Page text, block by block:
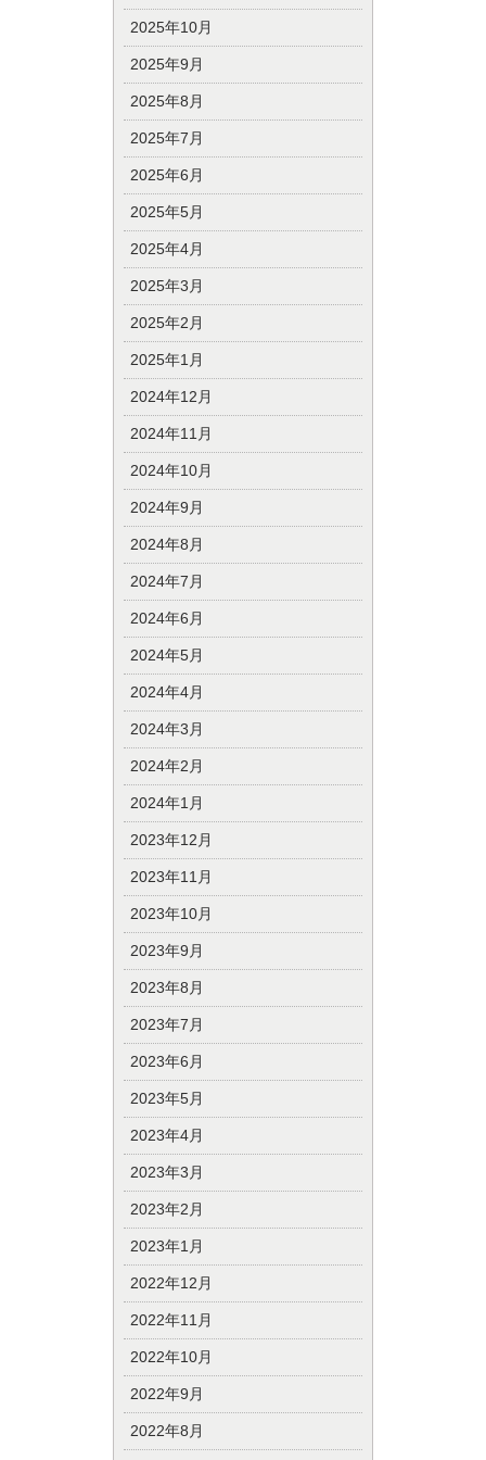
2025年10月
2025年9月
2025年8月
2025年7月
2025年6月
2025年5月
2025年4月
2025年3月
2025年2月
2025年1月
2024年12月
2024年11月
2024年10月
2024年9月
2024年8月
2024年7月
2024年6月
2024年5月
2024年4月
2024年3月
2024年2月
2024年1月
2023年12月
2023年11月
2023年10月
2023年9月
2023年8月
2023年7月
2023年6月
2023年5月
2023年4月
2023年3月
2023年2月
2023年1月
2022年12月
2022年11月
2022年10月
2022年9月
2022年8月